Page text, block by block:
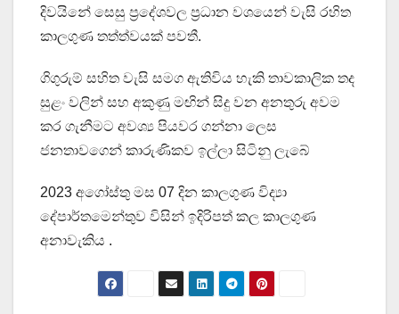
දිවයිනේ සෙසු ප්‍රදේශවල ප්‍රධාන වශයෙන් වැසි රහිත
කාලගුණ තත්ත්වයක් පවතී.
ගිගුරුම් සහිත වැසි සමග ඇතිවිය හැකි තාවකාලික තද
සුළං වලින් සහ අකුණු මඟින් සිදු වන අනතුරු අවම
කර ගැනීමට අවශ්‍ය පියවර ගන්නා ලෙස
ජනතාවගෙන් කාරුණිකව ඉල්ලා සිටිනු ලැබේ
2023 අගෝස්තු මස 07 දින කාලගුණ විද්‍යා
දේපාර්තමෙන්තුව විසින් ඉදිරිපත් කල කාලගුණ
අනාවැකිය .